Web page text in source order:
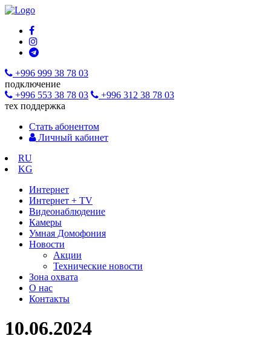
+996 999 38 78 03
подключение
+996 553 38 78 03
+996 312 38 78 03
тех поддержка
Стать абонентом
Личный кабинет
RU
KG
Интернет
Интернет + TV
Видеонаблюдение
Камеры
Умная Домофония
Новости
Акции
Технические новости
Зона охвата
О нас
Контакты
10.06.2024